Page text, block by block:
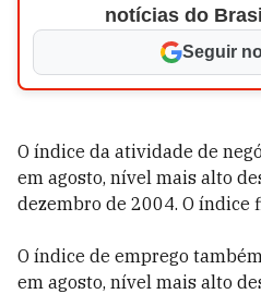
notícias do
Seguir
O índice da atividade de
em agosto, nível mais alto
dezembro de 2004. O índice
O índice de emprego
em agosto, nível mais alto